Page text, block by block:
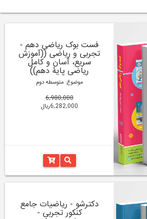
فست بوک ریاضی دهم -
تجربی و ریاضی ((آموزش
سریع، آسان و کامل
ریاضی پایۀ دهم))
موضوع: متوسطه دوم
6,980,000
6,282,000ریال
دکترشو - ریاضیات جامع
کنکور تجربی -